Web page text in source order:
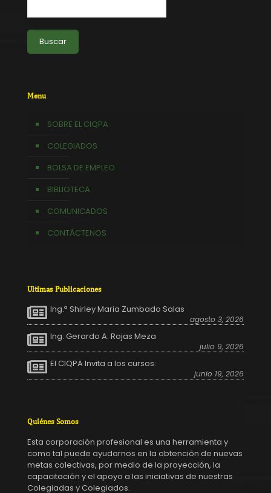
Buscar
Menu
SOBRE EL CIQPA
COLEGIADOS
BOLSA DE EMPLEO
BIBLIOTECA
COMUNICADOS
CONTÁCTENOS
Ultimas Publicaciones
Ing.ª Shirley Maria Zumbado Salas
agosto 3, 2026
Ing. Gerardo A. Rojas Meza
julio 9, 2026
El CIQPA Invita a los cursos:
junio 19, 2026
Quiénes Somos
Esta corporación profesional es una herramienta y
como tal puede ayudarnos en la obtención de nuevas
metas colectivas, por medio de la proyección, la
capacitación y el apoyo a las iniciativas de nuestras
Colegiadas y Colegiados.